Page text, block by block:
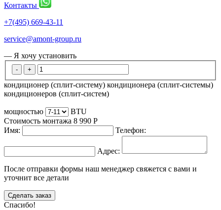
Контакты
+7(495) 669-43-11
service@amont-group.ru
— Я хочу установить
- +
кондиционер (сплит-систему) кондиционера (сплит-системы)
кондиционеров (сплит-систем)
мощностью
BTU
Стоимость монтажа 8 990 Р
Имя:
Телефон:
Адрес:
После отправки формы наш менеджер свяжется с вами и
уточнит все детали
Сделать заказ
Спасибо!